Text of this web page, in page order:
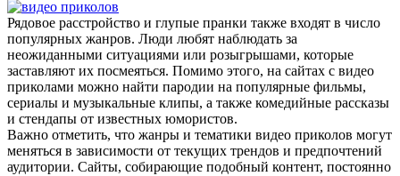
Рядовое расстройство и глупые пранки также входят в число
популярных жанров. Люди любят наблюдать за
неожиданными ситуациями или розыгрышами, которые
заставляют их посмеяться. Помимо этого, на сайтах с видео
приколами можно найти пародии на популярные фильмы,
сериалы и музыкальные клипы, а также комедийные рассказы
и стендапы от известных юмористов.
Важно отметить, что жанры и тематики видео приколов могут
меняться в зависимости от текущих трендов и предпочтений
аудитории. Сайты, собирающие подобный контент, постоянно